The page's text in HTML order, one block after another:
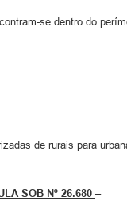
se dentro do
de rurais para
SOB Nº 26.680 –